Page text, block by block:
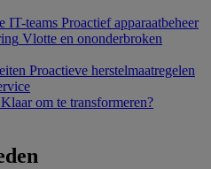
IT-teams Proactief apparaatbeheer
Vlotte en ononderbroken
Proactieve herstelmaatregelen
Klaar om te transformeren?